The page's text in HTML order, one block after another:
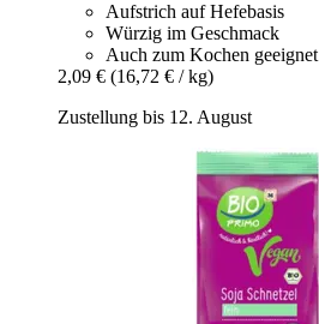
Aufstrich auf Hefebasis
Würzig im Geschmack
Auch zum Kochen geeignet
2,09 € (16,72 € / kg)
Zustellung bis 12. August